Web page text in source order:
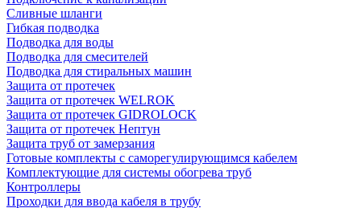
Сливные шланги
Гибкая подводка
Подводка для воды
Подводка для смесителей
Подводка для стиральных машин
Защита от протечек
Защита от протечек WELROK
Защита от протечек GIDROLOCK
Защита от протечек Нептун
Защита труб от замерзания
Готовые комплекты с саморегулирующимся кабелем
Комплектующие для системы обогрева труб
Контроллеры
Проходки для ввода кабеля в трубу